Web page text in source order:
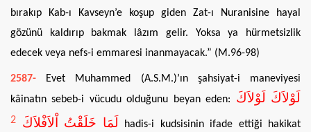
bırakıp Kab-ı Kavseyn’e koşup giden Zat-ı Nuranisine hayal
gözünü kaldırıp bakmak lâzım gelir. Yoksa ya hürmetsizlik
edecek veya nefs-i emmaresi inanmayacak.” (M.96-98)
2587-
Evet Muhammed (A.S.M.)’ın şahsiyat-i maneviyesi
kâinatın sebeb-i vücudu olduğunu beyan eden: لَوْلاَكَ لَوْلاَكَ
لَمَا خَلَقْتُ اْلاَفْلاَكَ
2
hadis-i kudsisinin ifade ettiği hakikat